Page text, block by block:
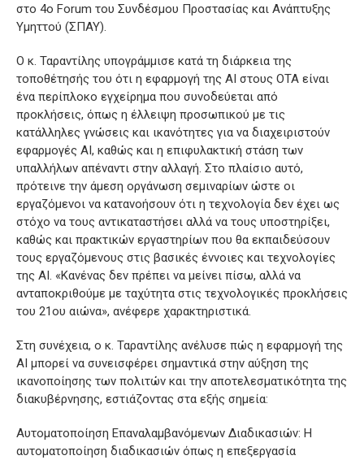
στο 4ο Forum του Συνδέσμου Προστασίας και Ανάπτυξης
Υμηττού (ΣΠΑΥ).
Ο κ. Ταραντίλης υπογράμμισε κατά τη διάρκεια της
τοποθέτησής του ότι η εφαρμογή της AI στους ΟΤΑ είναι
ένα περίπλοκο εγχείρημα που συνοδεύεται από
προκλήσεις, όπως η έλλειψη προσωπικού με τις
κατάλληλες γνώσεις και ικανότητες για να διαχειριστούν
εφαρμογές AI, καθώς και η επιφυλακτική στάση των
υπαλλήλων απέναντι στην αλλαγή. Στο πλαίσιο αυτό,
πρότεινε την άμεση οργάνωση σεμιναρίων ώστε οι
εργαζόμενοι να κατανοήσουν ότι η τεχνολογία δεν έχει ως
στόχο να τους αντικαταστήσει αλλά να τους υποστηρίξει,
καθώς και πρακτικών εργαστηρίων που θα εκπαιδεύσουν
τους εργαζόμενους στις βασικές έννοιες και τεχνολογίες
της AI. «Κανένας δεν πρέπει να μείνει πίσω, αλλά να
ανταποκριθούμε με ταχύτητα στις τεχνολογικές προκλήσεις
του 21ου αιώνα», ανέφερε χαρακτηριστικά.
Στη συνέχεια, ο κ. Ταραντίλης ανέλυσε πώς η εφαρμογή της
AI μπορεί να συνεισφέρει σημαντικά στην αύξηση της
ικανοποίησης των πολιτών και την αποτελεσματικότητα της
διακυβέρνησης, εστιάζοντας στα εξής σημεία:
Αυτοματοποίηση Επαναλαμβανόμενων Διαδικασιών: Η
αυτοματοποίηση διαδικασιών όπως η επεξεργασία